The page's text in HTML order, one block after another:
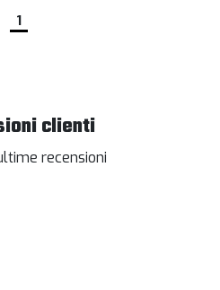
1
clienti
recensioni